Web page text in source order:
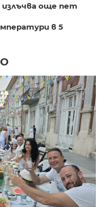
излъчва още пет
в 5